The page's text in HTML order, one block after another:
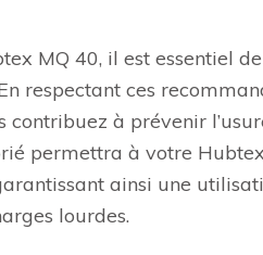
MQ 40, il est essentiel
respectant ces
à prévenir
permettra à votre
ainsi une
lourdes.